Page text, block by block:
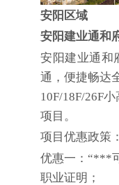
安阳区域
安阳建业通和
安阳建业通和
通，便捷畅达
10F/18F/26F
项目。
项目优惠政策
优惠一：“***
职业证明；